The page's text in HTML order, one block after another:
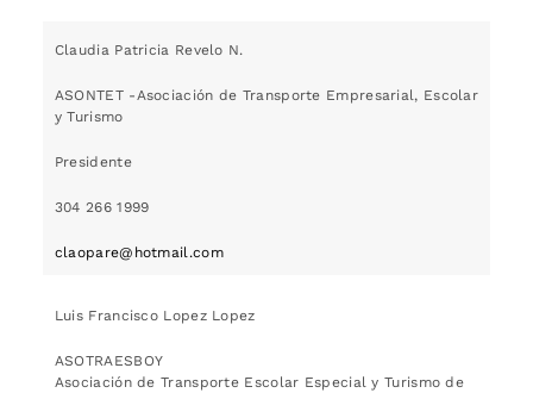
Claudia Patricia Revelo N.
ASONTET -Asociación de Transporte Empresarial, Escolar
y Turismo
Presidente
304 266 1999
claopare@hotmail.com
Luis Francisco Lopez Lopez
ASOTRAESBOY
Asociación de Transporte Escolar Especial y Turismo de